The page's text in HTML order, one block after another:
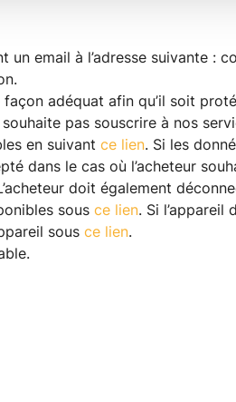
un email à l’adresse suivante :
adéquat afin qu’il soit
pas souscrire à nos
en suivant ce lien. Si les
dans le cas où l’acheteur
doit également
sous ce lien. Si l’appareil
sous ce lien.